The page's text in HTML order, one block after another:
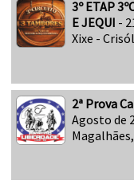
3º ETAP
E JEQUI -
Xixe -
2ª Prova
Agosto de